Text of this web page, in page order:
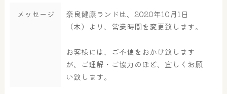
メッセージ
奈良健康ランドは、2020年10月1日
（木）より、営業時間を変更致します。
お客様には、ご不便をおかけ致します
が、ご理解・ご協力のほど、宜しくお願
い致します。